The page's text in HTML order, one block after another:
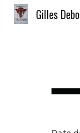
Gilles